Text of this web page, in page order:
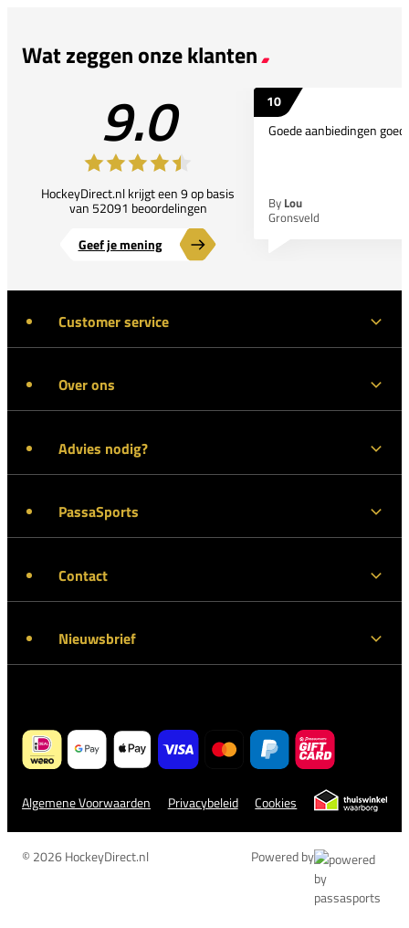
Wat zeggen onze klanten
9.0
HockeyDirect.nl krijgt een 9 op basis
van 52091 beoordelingen
Geef je mening
10
Goede aanbiedingen
By Lou
Gronsveld
Customer service
Over ons
Advies nodig?
PassaSports
Contact
Nieuwsbrief
Algemene Voorwaarden Privacybeleid Cookies
© 2026 HockeyDirect.nl Powered by